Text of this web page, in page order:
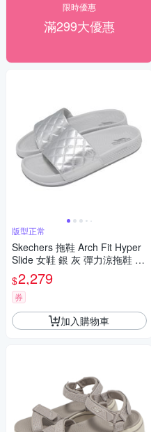
限時優惠
滿299大優惠
版型正常
Skechers 拖鞋 Arch Fit Hyper
Slide 女鞋 銀 灰 彈力涼拖鞋 14
1711SIL
$2,279
券
加入購物車